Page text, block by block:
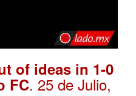
of ideas in 1-0
FC. 25 de Julio,